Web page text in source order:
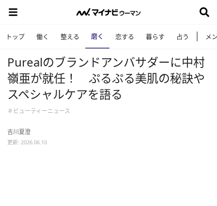
トップ 働く 整える 磨く 恋する 暮らす 占う メ
Purealのブランドアンバサダーに中村
嶺亜が就任！ ぷるぷる美肌の秘訣や
スペシャルケアを語る
＃ビューティーニュース
吉川夏澄
更新: 2026.06.10